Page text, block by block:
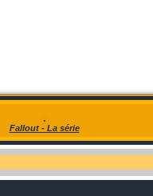
Fallout - La série